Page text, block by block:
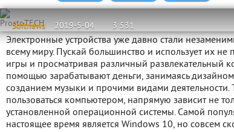
Softnews 2019-5-04 3 531
ProstoTECH
Электронные устройства уже давно стали
всему миру. Пускай большинство и использует их
игры и просматривая различный развлекательный
помощью зарабатывают деньги, занимаясь
созданием музыки и прочими видами деятельности.
пользоваться компьютером, напрямую зависит не
установленной операционной системы. Самой
настоящее время является Windows 10, но совсем